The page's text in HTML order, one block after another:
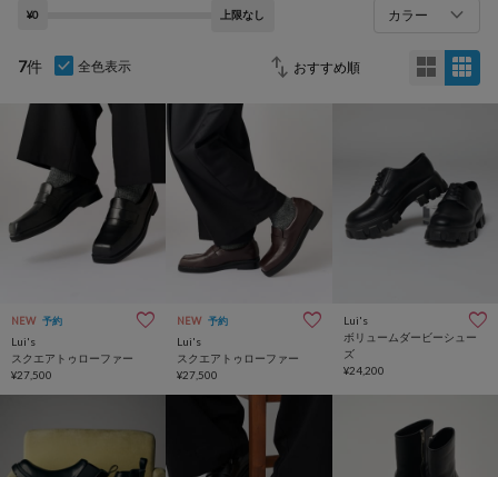
¥0 上限なし カラー
7件 全色表示
NEW 予約
Lui's
スクエアトゥローファー
¥27,500
NEW 予約
Lui's
スクエアトゥローファー
¥27,500
Lui's
ボリュームダービーシュー
ズ
¥24,200